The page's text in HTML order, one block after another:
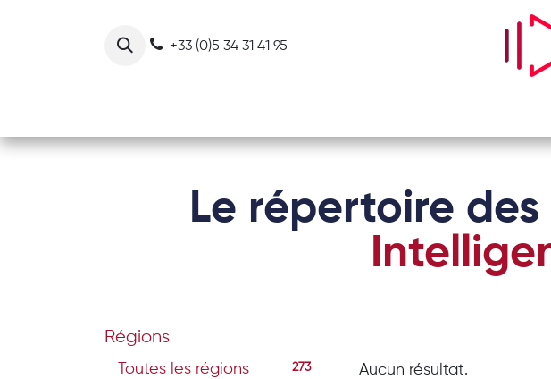
+33 (0)5 34 31 41 95
Le répertoire
Régions
Toutes les régions 273 Aucun résultat.